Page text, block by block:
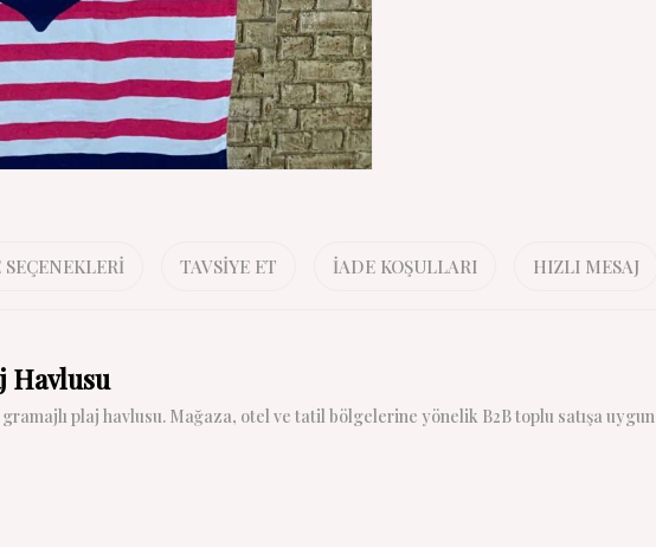
TAVSIYE ET İADE KOŞULLARI HIZLI MESAJ
Havlusu
plaj havlusu. Mağaza, otel ve tatil bölgelerine yönelik B2B toplu satışa